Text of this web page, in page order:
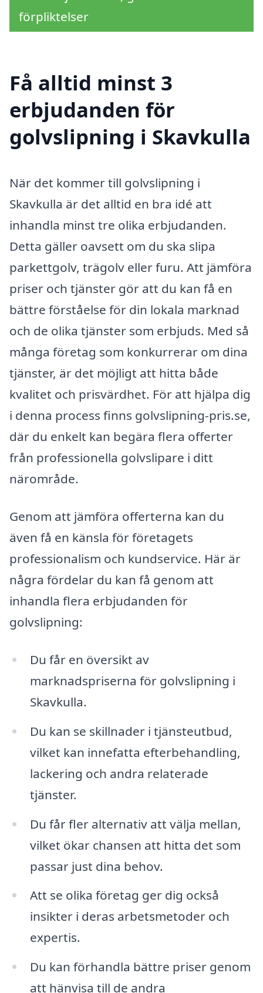
förpliktelser
Få alltid minst 3
erbjudanden för
golvslipning i Skavkulla
När det kommer till golvslipning i
Skavkulla är det alltid en bra idé att
inhandla minst tre olika erbjudanden.
Detta gäller oavsett om du ska slipa
parkettgolv, trägolv eller furu. Att jämföra
priser och tjänster gör att du kan få en
bättre förståelse för din lokala marknad
och de olika tjänster som erbjuds. Med så
många företag som konkurrerar om dina
tjänster, är det möjligt att hitta både
kvalitet och prisvärdhet. För att hjälpa dig
i denna process finns golvslipning-pris.se,
där du enkelt kan begära flera offerter
från professionella golvslipare i ditt
närområde.
Genom att jämföra offerterna kan du
även få en känsla för företagets
professionalism och kundservice. Här är
några fördelar du kan få genom att
inhandla flera erbjudanden för
golvslipning:
Du får en översikt av
marknadspriserna för golvslipning i
Skavkulla.
Du kan se skillnader i tjänsteutbud,
vilket kan innefatta efterbehandling,
lackering och andra relaterade
tjänster.
Du får fler alternativ att välja mellan,
vilket ökar chansen att hitta det som
passar just dina behov.
Att se olika företag ger dig också
insikter i deras arbetsmetoder och
expertis.
Du kan förhandla bättre priser genom
att hänvisa till de andra